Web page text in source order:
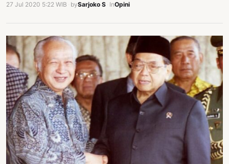
27 Jul 2020 5:22 WIB bySarjoko S InOpini